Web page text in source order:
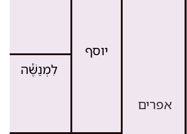
אפרים
יוסף
לִמְנַשֶּׁ֕ה